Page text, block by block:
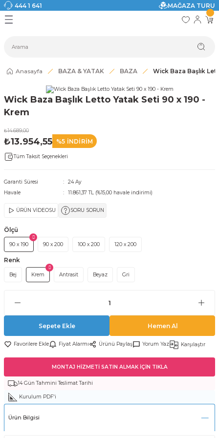
444 1 641
MAĞAZA TURU
Geri Dön
Modelleri
Geri Dön
Geri Dön
Geri Dön
Geri Dön
Geri Dön
Anasayfa BAZA & YATAK BAZA Wick Baza Başlık
Wick Baza Başlık Letto Yatak Seti 90 x 190 -
Krem
₺14.689,00
₺13.954,55 %5 İNDİRİM
Tüm Taksit Seçenekleri
Garanti Süresi
24 Ay
Havale
11.861,37 TL (%15,00 havale indirimi)
ÜRÜN VİDEOSU SORU SORUN
Ölçü
90 x 190 90 x 200 100 x 200 120 x 200
Renk
Bej Krem Antrasit Beyaz Gri
Sepete Ekle Hemen Al
Fiyat Alarmı Ürünü Paylaş Yorum Yaz Karşılaştır
MONTAJ HİZMETİ SATIN ALMAK İÇİN TIKLA
14 Gün Tahmini Teslimat Tarihi
Kurulum PDF'i
Ürün Bilgisi